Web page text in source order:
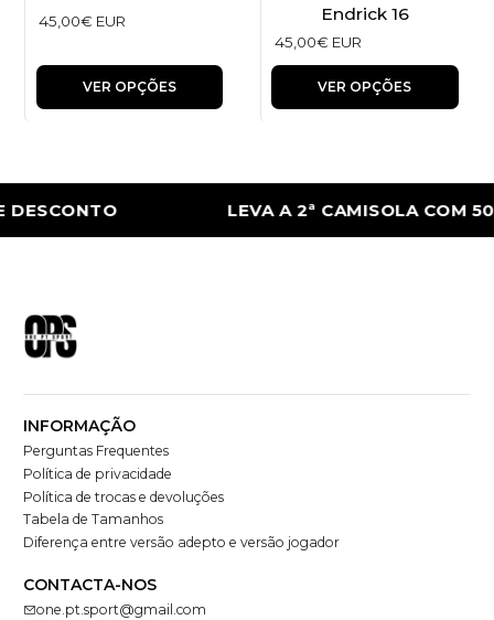
45,00€ EUR
VER OPÇÕES
Endrick 16
45,00€ EUR
VER OPÇÕES
LEVA A 2ª CAMISOLA COM
INFORMAÇÃO
Perguntas Frequentes
Política de privacidade
Política de trocas e devoluções
Tabela de Tamanhos
Diferença entre versão adepto e versão jogador
CONTACTA-NOS
one.pt.sport@gmail.com